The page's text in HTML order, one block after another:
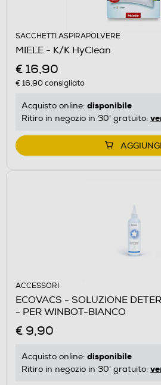
SACCHETTI ASPIRAPOLVERE
MIELE - K/K HyClean
€ 16,90
€ 16,90consigliato
Acquisto online: disponibile
Ritiro in negozio in 30' gratuito:
AGGIUNGI
ACCESSORI
ECOVACS - SOLUZIONE
- PER WINBOT-BIANCO
€ 9,90
Acquisto online: disponibile
Ritiro in negozio in 30' gratuito: